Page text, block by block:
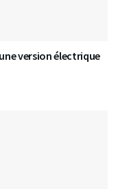
version électrique